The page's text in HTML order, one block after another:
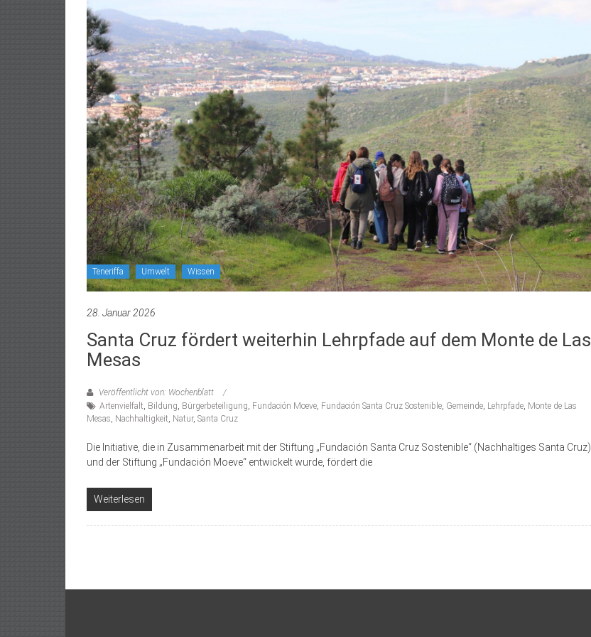
Teneriffa Umwelt Wissen
28. Januar 2026
Santa Cruz fördert weiterhin Lehrpfade auf dem Monte de Las
Mesas
Veröffentlicht von: Wochenblatt
Artenvielfalt, Bildung, Bürgerbeteiligung, Fundación Moeve, Fundación Santa Cruz Sostenible, Gemeinde, Lehrpfade, Monte de Las
Mesas, Nachhaltigkeit, Natur, Santa Cruz
Die Initiative, die in Zusammenarbeit mit der Stiftung „Fundación Santa Cruz Sostenible“ (Nachhaltiges Santa Cruz)
und der Stiftung „Fundación Moeve“ entwickelt wurde, fördert die
Weiterlesen